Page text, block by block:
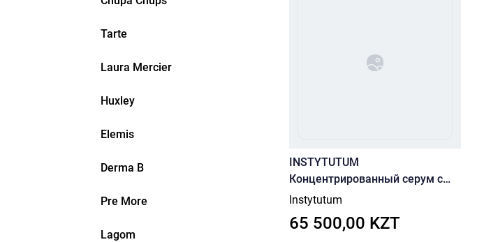
Tarte
Laura Mercier
Huxley
Elemis
Derma B
Pre More
Lagom
INSTYTUTUM
Концентрированный серум с
ретинолом Anti-Aging X-Strength
Instytutum
65 500,00 KZT